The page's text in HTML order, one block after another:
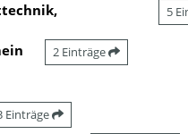
5
2 Einträge
Einträge